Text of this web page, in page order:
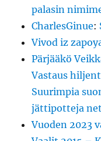
palasin
CharlesGinue:
Vivod iz
Pärjääkö
Vastaus
Suurimpia
jättipotteja
Vuoden 2023